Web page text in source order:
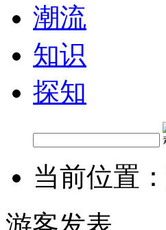
潮流
知识
探知
当前位置：